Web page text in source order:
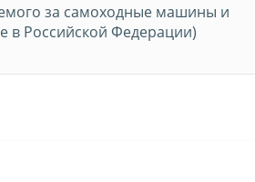
за самоходные машины и
в Российской Федерации)